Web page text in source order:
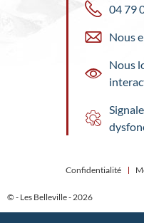
04 79
Nous
Nous
© - Les Belleville - 2026
Confidentialité